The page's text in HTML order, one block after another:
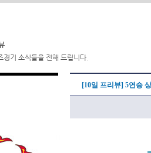
경기 소식들을 전해 드립니다.
[10일 프리뷰] 5연승